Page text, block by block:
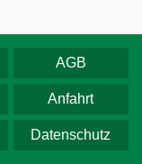
AGB
Anfahrt
Datenschutz